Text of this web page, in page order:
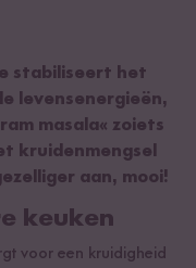
stabiliseert het
levensenergieën,
masala« zoiets
kruidenmengsel
aan, mooi!
keuken
voor een kruidigheid